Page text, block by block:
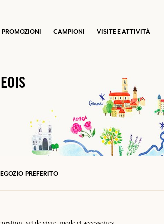
PROMOZIONI CAMPIONI VISITE E ATTIVITÀ
PREFERITO